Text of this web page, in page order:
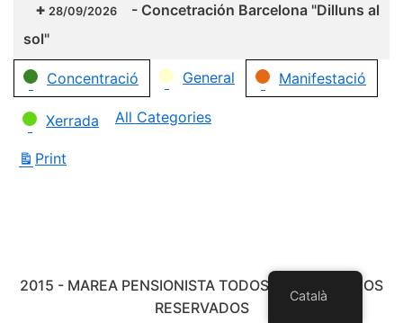
28/09/2026 - Concetración Barcelona "Dilluns al
sol"
Categories
Concentració General Manifestació
Xerrada All Categories
Print
2015 - MAREA PENSIONISTA TODOS LOS DERECHOS
RESERVADOS
Català